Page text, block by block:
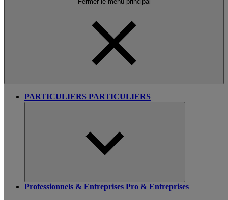
PARTICULIERS PARTICULIERS
Professionnels & Entreprises Pro & Entreprises